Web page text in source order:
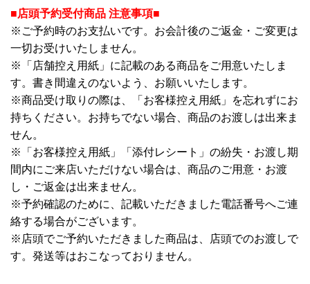
■店頭予約受付商品 注意事項■
※ご予約時のお支払いです。お会計後のご返金・ご変更は
一切お受けいたしません。
※「店舗控え用紙」に記載のある商品をご用意いたしま
す。書き間違えのないよう、お願いいたします。
※商品受け取りの際は、「お客様控え用紙」を忘れずにお
持ちください。お持ちでない場合、商品のお渡しは出来ま
せん。
※「お客様控え用紙」「添付レシート」の紛失・お渡し期
間内にご来店いただけない場合は、商品のご用意・お渡
し・ご返金は出来ません。
※予約確認のために、記載いただきました電話番号へご連
絡する場合がございます。
※店頭でご予約いただきました商品は、店頭でのお渡しで
す。発送等はおこなっておりません。